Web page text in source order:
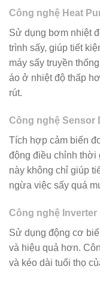
Công nghệ Heat
Sử dụng bơm nhiệt
trình sấy, giúp tiết
máy sấy truyền
áo ở nhiệt độ thấp
rút.
Công nghệ Sensor
Tích hợp cảm biến
động điều chỉnh thời
này không chỉ giúp
ngừa việc sấy quá
Công nghệ Inverter
Sử dụng động cơ
và hiệu quả hơn.
và kéo dài tuổi thọ